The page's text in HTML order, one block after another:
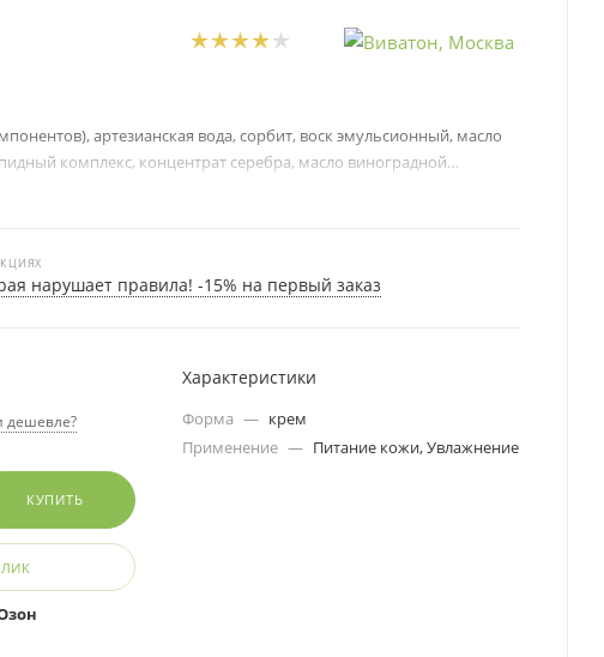
артезианская вода, сорбит, воск эмульсионный, масло
комплекс, концентрат серебра, масло виноградной
ароматическая композиция.
витаминами; липидный комплекс и аллантоин смягчают и
«бархатных ручек»; а специальные компоненты образуют
которая защищает руки в течение всего дня.
нарушает правила! -15% на первый заказ
дешевле?
КУПИТЬ
Характеристики
Форма — крем
Применение — Питание кожи, Увлажнение